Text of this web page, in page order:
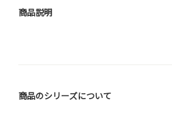
商品説明
商品のシリーズについて